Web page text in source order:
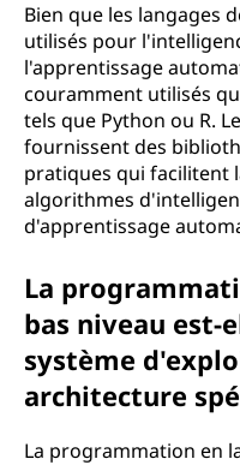
Bien que les langages
utilisés pour
l'apprentissage
couramment utilisés
tels que Python ou R.
fournissent des
pratiques qui facilitent
algorithmes
d'apprentissage
La
bas niveau est-
système
architecture
La programmation en